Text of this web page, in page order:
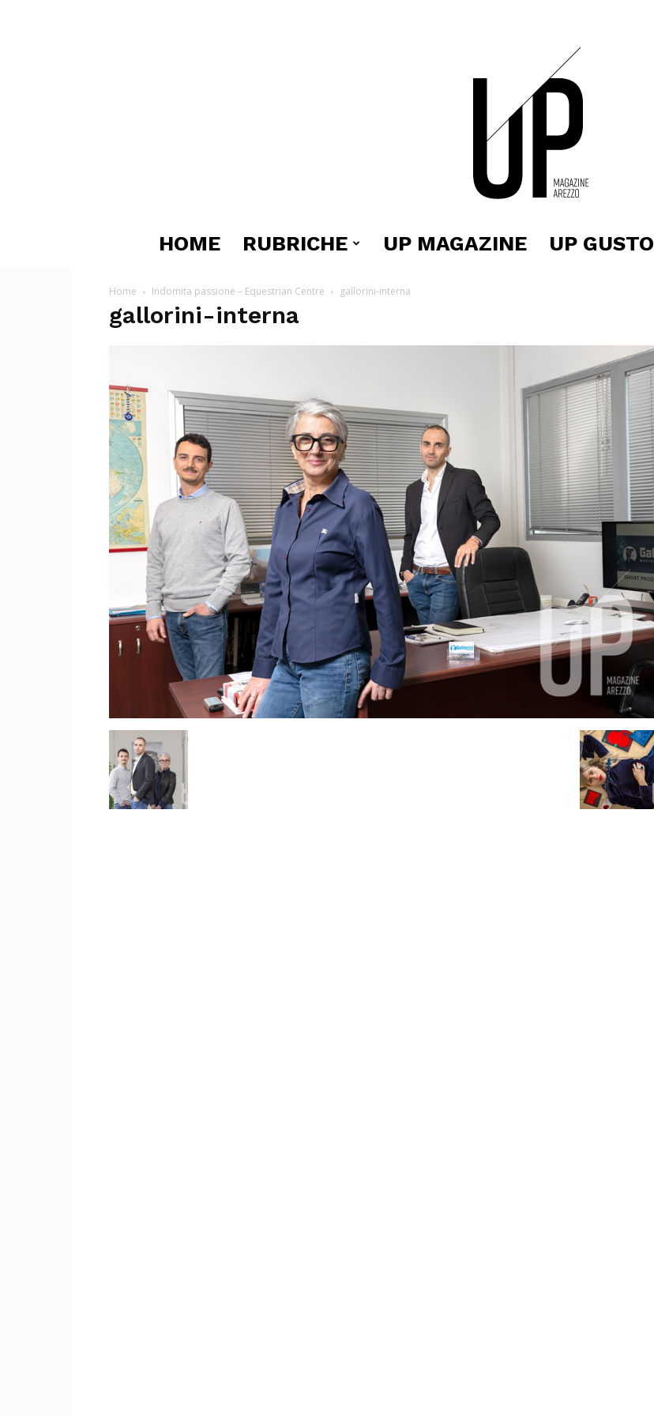
Magazine
HOME RUBRICHE UP MAGAZINE UP GUSTO
Home Indomita passione – Equestrian Centre gallorini-interna
gallorini-interna